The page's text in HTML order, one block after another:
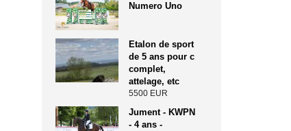
Numero Uno
Etalon de sport
de 5 ans pour c
complet,
attelage, etc
5500 EUR
Jument - KWPN
- 4 ans -